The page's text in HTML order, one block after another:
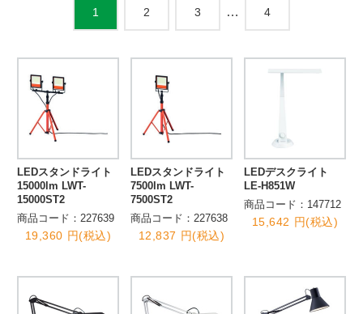
1 2 3 … 4
LEDスタンドライト
15000lm LWT-
15000ST2
商品コード：227639
19,360 円(税込)
LEDスタンドライト
7500lm LWT-
7500ST2
商品コード：227638
12,837 円(税込)
LEDデスクライト
LE-H851W
商品コード：147712
15,642 円(税込)